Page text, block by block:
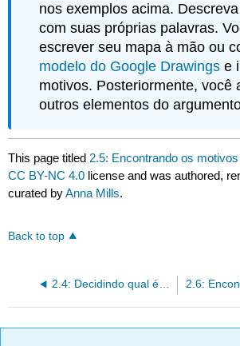
nos exemplos acima.
com suas próprias palavras.
escrever seu mapa à mão ou
modelo do Google Drawings e
motivos. Posteriormente, você
outros elementos do
This page titled 2.5: Encontrando os motivos
CC BY-NC 4.0 license and was authored,
curated byAnna Mills.
Back to top
2.4: Decidindo qual é a reivindicação principal